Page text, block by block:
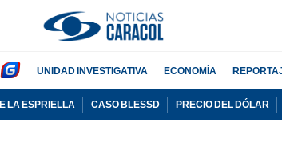
UNIDAD INVESTIGATIVA ECONOMÍA
LA ESPRIELLA CASO BLESSD PRECIO DEL DÓLAR